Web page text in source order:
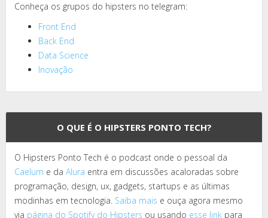
Conheça os grupos do hipsters no telegram:
Front End
Back End
Data Science
Inovação
O QUE É O HIPSTERS PONTO TECH?
O Hipsters Ponto Tech é o podcast onde o pessoal da
Caelum e da Alura entra em discussões acaloradas sobre
programação, design, ux, gadgets, startups e as últimas
modinhas em tecnologia. Saiba mais e ouça agora mesmo
via página do Spotify do Hipsters ou usando esse link para